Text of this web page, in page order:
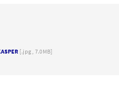
[.jpg , 7.0MB]